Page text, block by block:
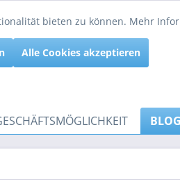
BLOG
bieten zu können. Mehr
Alle Cookies akzeptieren